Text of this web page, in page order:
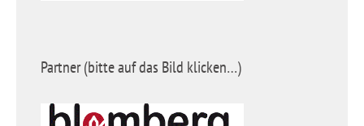
Partner (bitte auf das Bild klicken…)